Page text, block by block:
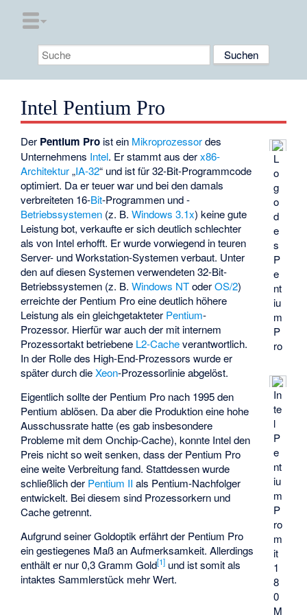
Intel Pentium Pro
L
o
g
o
d
e
s
P
e
nt
iu
m
P
ro
In
te
l
P
e
nt
iu
m
P
ro
m
it
1
8
0
M
Der Pentium Pro ist ein Mikroprozessordes
Unternehmens Intel. Er stammt aus derx86-
Architektur„IA-32“ und ist für 32-Bit-Programmcode
optimiert. Da er teuer war und bei den damals
verbreiteten 16-Bit-Programmen und -
Betriebssystemen (z. B.Windows 3.1x) keine gute
Leistung bot, verkaufte er sich deutlich schlechter
als von Intel erhofft. Er wurde vorwiegend in teuren
Server- und Workstation-Systemen verbaut. Unter
den auf diesen Systemen verwendeten 32-Bit-
Betriebssystemen (z. B.Windows NToderOS/2)
erreichte der Pentium Pro eine deutlich höhere
Leistung als ein gleichgetakteter Pentium-
Prozessor. Hierfür war auch der mit internem
Prozessortakt betriebene L2-Cacheverantwortlich.
In der Rolle des High-End-Prozessors wurde er
später durch dieXeon-Prozessorlinie abgelöst.
Eigentlich sollte der Pentium Pro nach 1995 den
Pentium ablösen. Da aber die Produktion eine hohe
Ausschussrate hatte (es gab insbesondere
Probleme mit dem Onchip-Cache), konnte Intel den
Preis nicht so weit senken, dass der Pentium Pro
eine weite Verbreitung fand. Stattdessen wurde
schließlich der Pentium II als Pentium-Nachfolger
entwickelt. Bei diesem sind Prozessorkern und
Cache getrennt.
Aufgrund seiner Goldoptik erfährt der Pentium Pro
ein gestiegenes Maß an Aufmerksamkeit. Allerdings
enthält er nur 0,3 Gramm Gold[1] und ist somit als
intaktes Sammlerstück mehr Wert.